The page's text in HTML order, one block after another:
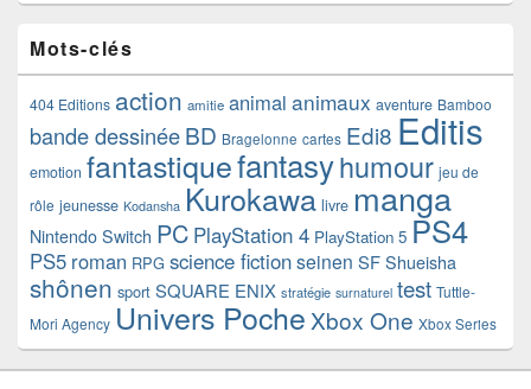
Mots-clés
404 Editions action amitie animal animaux aventure Bamboo
bande dessinéeBD Bragelonne cartes Edi8 Editis
emotion fantastiquefantasyhumour jeu de
rôle jeunesse Kodansha Kurokawa livre manga
Nintendo Switch PC PlayStation 4 PlayStation 5 PS4
PS5 roman RPG science fictionseinen SF Shueisha
shônen sport SQUARE ENIX stratégie surnaturel test Tuttle-
Mori Agency Univers Poche Xbox One Xbox Series